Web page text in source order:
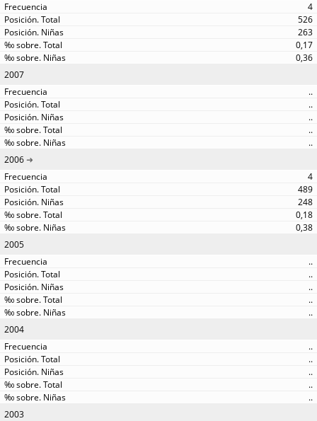
4
526
263
0,17
0,36
2007
..
..
..
..
..
2006
4
489
248
0,18
0,38
2005
..
..
..
..
..
2004
..
..
..
..
..
2003